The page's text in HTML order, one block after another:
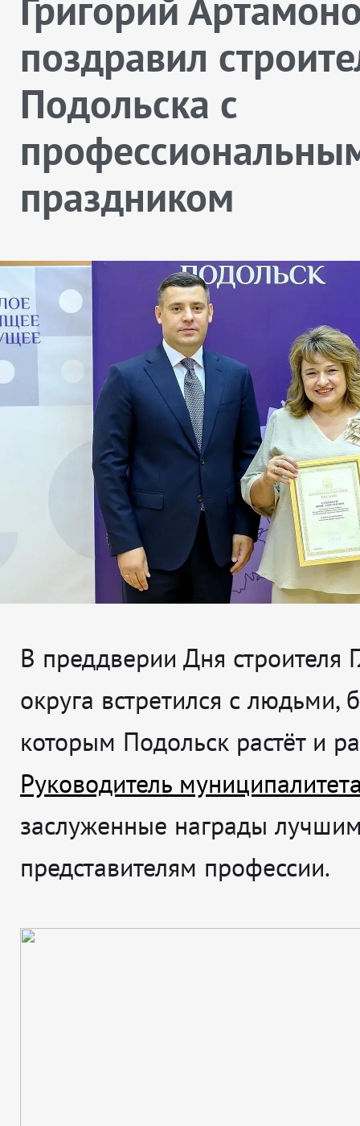
поздравил
Подольска с
праздником
В преддверии Дня строителя
округа встретился с людьми,
которым Подольск растёт и
Руководитель
заслуженные награды
представителям профессии.